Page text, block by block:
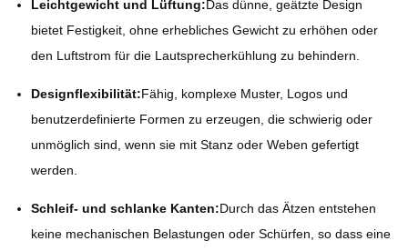
Leichtgewicht und Lüftung:Das dünne, geätzte Design
bietet Festigkeit, ohne erhebliches Gewicht zu erhöhen oder
den Luftstrom für die Lautsprecherkühlung zu behindern.
Designflexibilität:Fähig, komplexe Muster, Logos und
benutzerdefinierte Formen zu erzeugen, die schwierig oder
unmöglich sind, wenn sie mit Stanz oder Weben gefertigt
werden.
Schleif- und schlanke Kanten:Durch das Ätzen entstehen
keine mechanischen Belastungen oder Schürfen, so dass eine